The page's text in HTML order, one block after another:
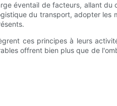
éventail de facteurs, allant du
du transport, adopter les
ces principes à leurs
offrent bien plus que de